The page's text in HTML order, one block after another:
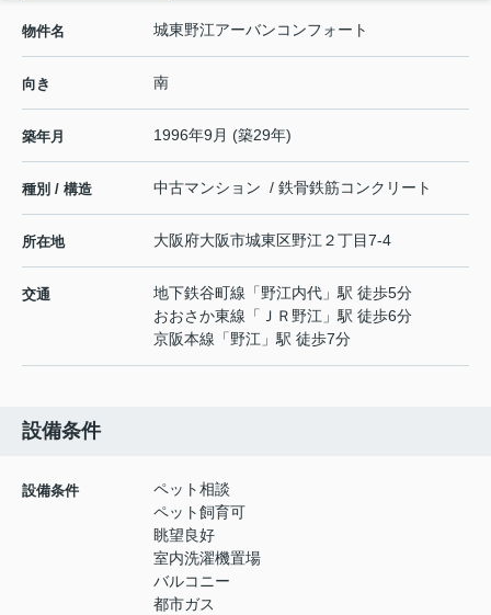
物件名 城東野江アーバンコンフォート
向き 南
築年月 1996年9月 (築29年)
種別 / 構造 中古マンション / 鉄骨鉄筋コンクリート
所在地 大阪府大阪市城東区野江２丁目7-4
交通 地下鉄谷町線 「野江内代 」駅 徒歩5分
おおさか東線 「 ＪＲ野江 」駅 徒歩6分
京阪本線 「野江 」駅 徒歩7分
設備条件
設備条件
ペット相談
ペット飼育可
眺望良好
室内洗濯機置場
バルコニー
都市ガス